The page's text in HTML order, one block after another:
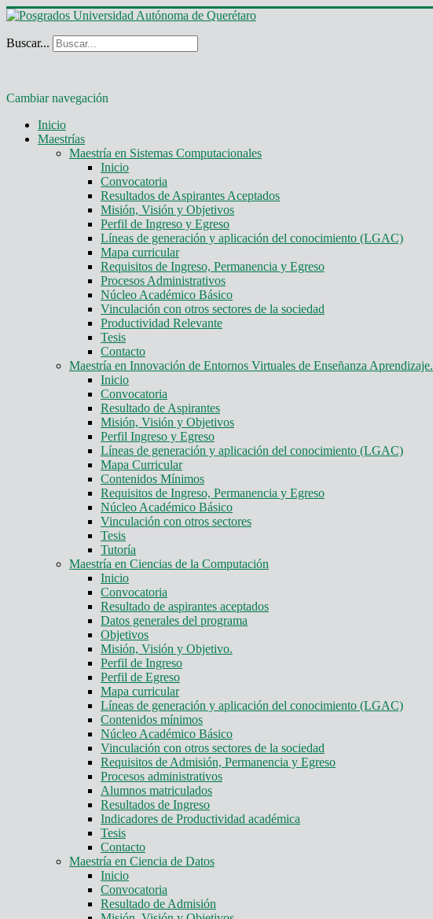
Buscar...
Cambiar navegación
Inicio
Maestrías
Maestría en Sistemas Computacionales
Inicio
Convocatoria
Resultados de Aspirantes Aceptados
Misión, Visión y Objetivos
Perfil de Ingreso y Egreso
Líneas de generación y aplicación del conocimiento (LGAC)
Mapa curricular
Requisitos de Ingreso, Permanencia y Egreso
Procesos Administrativos
Núcleo Académico Básico
Vinculación con otros sectores de la sociedad
Productividad Relevante
Tesis
Contacto
Maestría en Innovación de Entornos Virtuales de Enseñanza Aprendizaje.
Inicio
Convocatoria
Resultado de Aspirantes
Misión, Visión y Objetivos
Perfil Ingreso y Egreso
Líneas de generación y aplicación del conocimiento (LGAC)
Mapa Curricular
Contenidos Mínimos
Requisitos de Ingreso, Permanencia y Egreso
Núcleo Académico Básico
Vinculación con otros sectores
Tesis
Tutoría
Maestría en Ciencias de la Computación
Inicio
Convocatoria
Resultado de aspirantes aceptados
Datos generales del programa
Objetivos
Misión, Visión y Objetivo.
Perfil de Ingreso
Perfil de Egreso
Mapa curricular
Líneas de generación y aplicación del conocimiento (LGAC)
Contenidos mínimos
Núcleo Académico Básico
Vinculación con otros sectores de la sociedad
Requisitos de Admisión, Permanencia y Egreso
Procesos administrativos
Alumnos matriculados
Resultados de Ingreso
Indicadores de Productividad académica
Tesis
Contacto
Maestría en Ciencia de Datos
Inicio
Convocatoria
Resultado de Admisión